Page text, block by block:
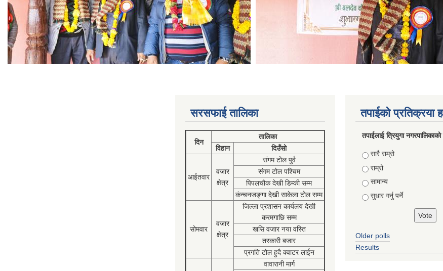
सरसफाई तालिका
दिन
तालिका
विहान
दिउँसो
आईतवार
वजार
क्षेत्र
संगम टोल पुर्व
संगम टोल पश्चिम
पिपलचौक देखी डिम्की सम्म
कंन्चनजङ्गा देखी साकेला टोल सम्म
सोमवार
वजार
क्षेत्र
जिल्ला प्रशासन कार्यलय देखी
करमगाछि सम्म
खसि वजार नया वस्ति
तरकारी बजार
प्रगति टोल हुदै क्वाटर लाईन
वावारानी मार्ग
तपाईको प्रतिक्रया
तपाईलाई त्रियुगा
Choices
सारै राम्रो
राम्रो
सामान्य
सुधार गर्नु पर्ने
Older polls
Results